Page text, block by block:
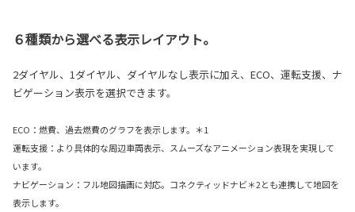
６種類から選べる表示レイアウト。
2ダイヤル、1ダイヤル、ダイヤルなし表示に加え、ECO、運転支援、ナ
ビゲーション表示を選択できます。
ECO：燃費、過去燃費のグラフを表示します。＊1
運転支援：より具体的な周辺車両表示、スムーズなアニメーション表現を実現して
います。
ナビゲーション：フル地図描画に対応。コネクティッドナビ＊2とも連携して地図を
表示します。